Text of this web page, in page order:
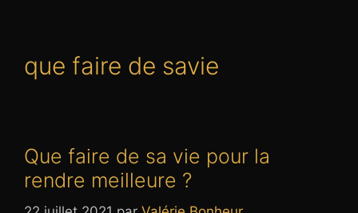
que faire de savie
Que faire de sa vie pour la
rendre meilleure ?